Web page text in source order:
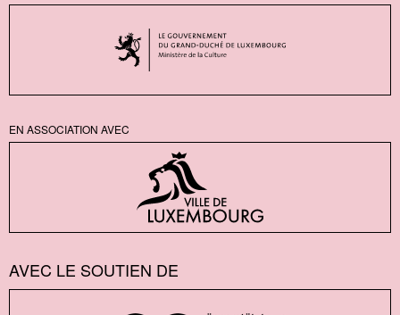
EN ASSOCIATION AVEC
AVEC LE SOUTIEN DE